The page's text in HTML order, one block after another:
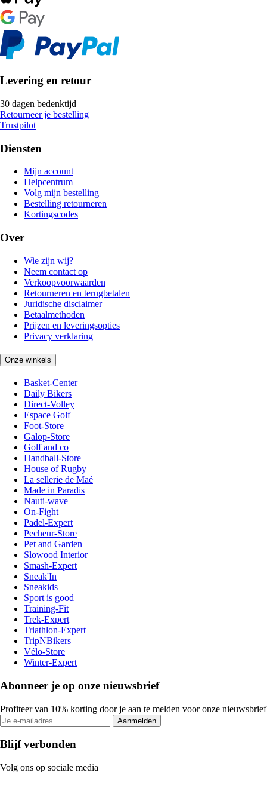
Levering en retour
30 dagen bedenktijd
Retourneer je bestelling
Trustpilot
Diensten
Mijn account
Helpcentrum
Volg mijn bestelling
Bestelling retourneren
Kortingscodes
Over
Wie zijn wij?
Neem contact op
Verkoopvoorwaarden
Retourneren en terugbetalen
Juridische disclaimer
Betaalmethoden
Prijzen en leveringsopties
Privacy verklaring
Onze winkels
Basket-Center
Daily Bikers
Direct-Volley
Espace Golf
Foot-Store
Galop-Store
Golf and co
Handball-Store
House of Rugby
La sellerie de Maé
Made in Paradis
Nauti-wave
On-Fight
Padel-Expert
Pecheur-Store
Pet and Garden
Slowood Interior
Smash-Expert
Sneak'In
Sneakids
Sport is good
Training-Fit
Trek-Expert
Triathlon-Expert
TripNBikers
Vélo-Store
Winter-Expert
Abonneer je op onze nieuwsbrief
Profiteer van 10% korting door je aan te melden voor onze nieuwsbrief
Aanmelden
Blijf verbonden
Volg ons op sociale media